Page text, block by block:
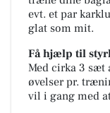
evt. et par
glat som mit.
Få hjælp til
Med cirka 3 sæt
øvelser pr.
vil i gang med